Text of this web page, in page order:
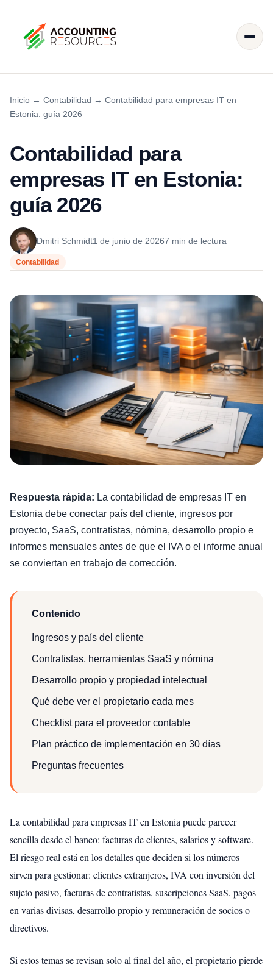
Inicio → Contabilidad → Contabilidad para empresas IT en
Estonia: guía 2026
Contabilidad para
empresas IT en Estonia:
guía 2026
Dmitri Schmidt1 de junio de 20267 min de lectura
Contabilidad
Respuesta rápida: La contabilidad de empresas IT en
Estonia debe conectar país del cliente, ingresos por
proyecto, SaaS, contratistas, nómina, desarrollo propio e
informes mensuales antes de que el IVA o el informe anual
se conviertan en trabajo de corrección.
Contenido
Ingresos y país del cliente
Contratistas, herramientas SaaS y nómina
Desarrollo propio y propiedad intelectual
Qué debe ver el propietario cada mes
Checklist para el proveedor contable
Plan práctico de implementación en 30 días
Preguntas frecuentes
La contabilidad para empresas IT en Estonia puede parecer
sencilla desde el banco: facturas de clientes, salarios y software.
El riesgo real está en los detalles que deciden si los números
sirven para gestionar: clientes extranjeros, IVA con inversión del
sujeto pasivo, facturas de contratistas, suscripciones SaaS, pagos
en varias divisas, desarrollo propio y remuneración de socios o
directivos.
Si estos temas se revisan solo al final del año, el propietario pierde